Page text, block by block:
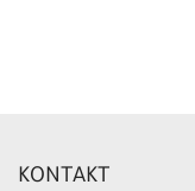
KONTAKT